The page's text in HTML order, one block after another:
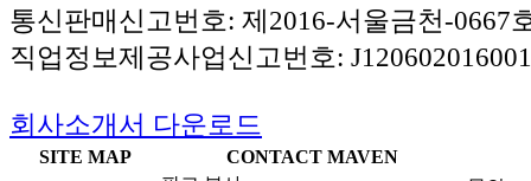
통신판매신고번호: 제2016-서울금천-0667
직업정보제공사업신고번호:
회사소개서 다운로드
SITE MAP
CONTACT MAVEN